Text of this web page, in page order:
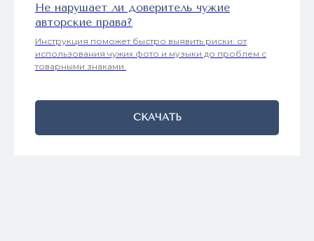
Не нарушает ли доверитель чужие
авторские права?
Инструкция поможет быстро выявить риски: от
использования чужих фото и музыки до проблем с
товарными знаками.
СКАЧАТЬ